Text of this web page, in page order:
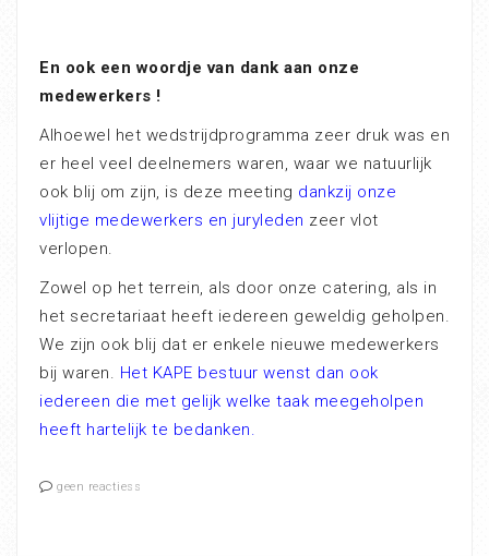
En ook een woordje van dank aan onze
medewerkers !
Alhoewel het wedstrijdprogramma zeer druk was en
er heel veel deelnemers waren, waar we natuurlijk
ook blij om zijn, is deze meeting dankzij onze
vlijtige medewerkers en juryleden zeer vlot
verlopen.
Zowel op het terrein, als door onze catering, als in
het secretariaat heeft iedereen geweldig geholpen.
We zijn ook blij dat er enkele nieuwe medewerkers
bij waren. Het KAPE bestuur wenst dan ook
iedereen die met gelijk welke taak meegeholpen
heeft hartelijk te bedanken.
geen reactiess